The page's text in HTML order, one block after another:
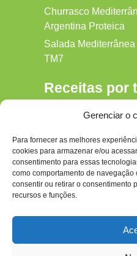
Gerenciar o
Para fornecer as melhores
cookies para armazenar e/ou
consentimento para essas
como comportamento de
consentir ou retirar o consentimento
recursos e funções.
Churrasco
Argentina Proteica
Salada
TM7
Receitas por
Gluten‑free
Hipocalórica
Low Carb
Nenhum
Paleo